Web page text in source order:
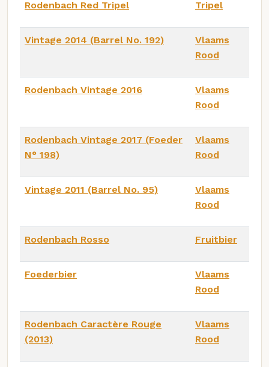
Rodenbach Red Tripel Tripel
Vintage 2014 (Barrel No. 192)
Vlaams
Rood
Rodenbach Vintage 2016
Vlaams
Rood
Rodenbach Vintage 2017 (Foeder
N° 198)
Vlaams
Rood
Vintage 2011 (Barrel No. 95)
Vlaams
Rood
Rodenbach Rosso Fruitbier
Foederbier
Vlaams
Rood
Rodenbach Caractère Rouge
(2013)
Vlaams
Rood